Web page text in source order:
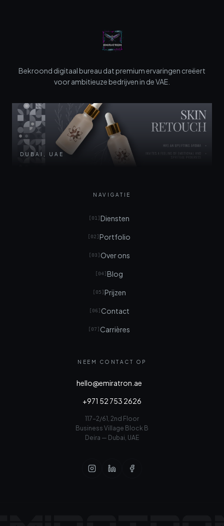
Bekroond digitaal bureau dat premium ervaringen creëert
voor ambitieuze bedrijven in de VAE.
DUBAI, UAE
NAVIGATIE
[ 01 ] Diensten
[ 02 ] Portfolio
[ 03 ] Over ons
[ 04] Blog
[ 05 ] Prijzen
[ 06 ] Contact
[ 07 ] Carrières
NEEM CONTACT OP
hello@emiratron.ae
+971 52 753 2626
117-2/61, 2nd Floor
Business Village Block B
Deira — Dubai, UAE